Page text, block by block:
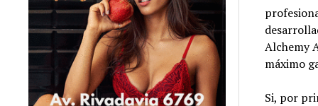
Alchemy
máximo
Si, por